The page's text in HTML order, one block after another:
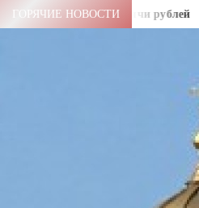
Перейти
к
ГОРЯЧИЕ НОВОСТИ
на 73 тысячи рублей